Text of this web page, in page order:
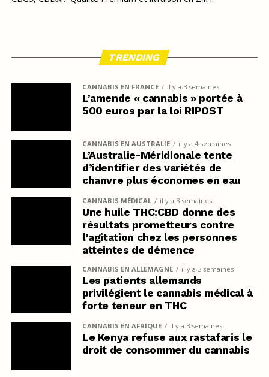
TRENDING
CANNABIS EN FRANCE il y a 3 semaines
L’amende « cannabis » portée à
500 euros par la loi RIPOST
CANNABIS EN AUSTRALIE il y a 4 semaines
L’Australie-Méridionale tente
d’identifier des variétés de
chanvre plus économes en eau
CANNABIS MÉDICAL il y a 3 semaines
Une huile THC:CBD donne des
résultats prometteurs contre
l’agitation chez les personnes
atteintes de démence
CANNABIS EN ALLEMAGNE il y a 3 semaines
Les patients allemands
privilégient le cannabis médical à
forte teneur en THC
CANNABIS EN AFRIQUE il y a 3 semaines
Le Kenya refuse aux rastafaris le
droit de consommer du cannabis